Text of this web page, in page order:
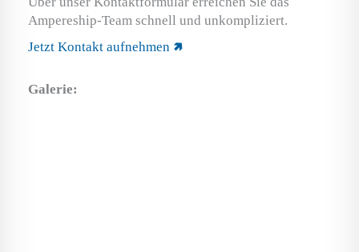
Ampereship-Team schnell und unkompliziert.
Jetzt Kontakt aufnehmen 🢅
Galerie: